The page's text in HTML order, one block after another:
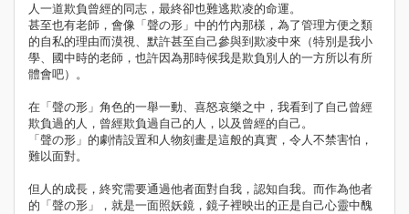
人一道欺負曾經的同志，最終卻也難逃欺凌的命運。
甚至也有老師，會像「聲の形」中的竹內那樣，為了管理方便之類
的自私的理由而漠視、默許甚至自己參與到欺凌中來（特別是我小
學、國中時的老師，也許因為那時候我是欺負別人的一方所以有所
體會吧）。
在「聲の形」角色的一舉一動、喜怒哀樂之中，我看到了自己曾經
欺負過的人，曾經欺負過自己的人，以及曾經的自己。
「聲の形」的劇情設置和人物刻畫是這般的真實，令人不禁害怕，
難以面對。
但人的成長，終究需要通過他者面對自我，認知自我。而作為他者
的「聲の形」，就是一面照妖鏡，鏡子裡映出的正是自己心靈中醜